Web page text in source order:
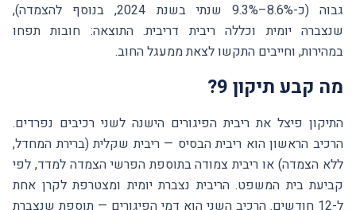
גבוה (כ-8.6%–9.3% שנתי בשנת 2024, בנוסף להצמדה),
שנצברה יומית וכללה ריבית דריבית. התוצאה: חובות תפחו
במהירות, וחייבים התקשו לצאת ממעגל החוב.
מה קבע תיקון 9?
התיקון פיצל את ריבית הפיגורים הישנה לשני רכיבים נפרדים.
הרכיב הראשון הוא ריבית הבסיס — ריבית שקלית (ברירת המחדל,
ללא הצמדה) או ריבית צמודה בתוספת הפרשי הצמדה למדד, לפי
קביעת בית המשפט. הריבית נצברת יומית ומצטרפת לקרן אחת
ל-12 חודשים. הרכיב השני הוא דמי הפיגורים — תוספת שנצברת